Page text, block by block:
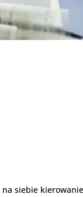
siebie